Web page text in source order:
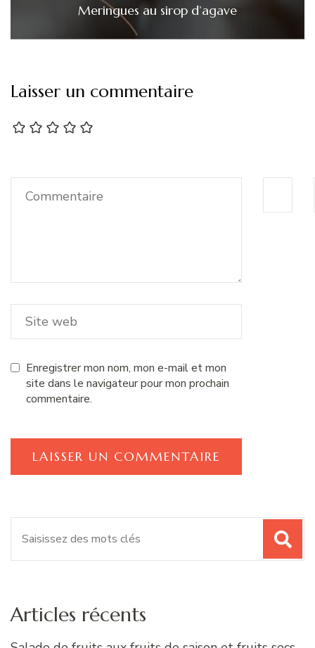
Meringues au sirop d’agave
Laisser un commentaire
Enregistrer mon nom, mon e-mail et mon
site dans le navigateur pour mon prochain
commentaire.
Articles récents